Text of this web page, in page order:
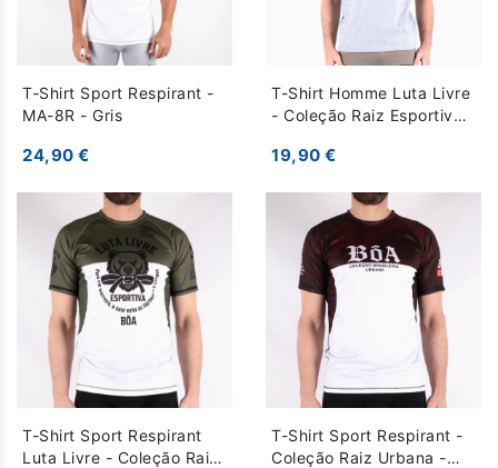
T-Shirt Sport Respirant -
MA-8R - Gris
24,90 €
T-Shirt Homme Luta Livre
- Coleção Raiz Esportiva -
19,90 €
T-Shirt Sport Respirant
Luta Livre - Coleção Raiz
T-Shirt Sport Respirant -
Coleção Raiz Urbana -